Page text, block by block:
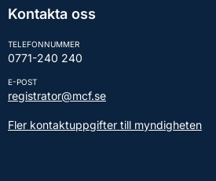
Kontakta oss
TELEFONNUMMER
0771-240 240
E-POST
registrator@mcf.se
Fler kontaktuppgifter till myndigheten